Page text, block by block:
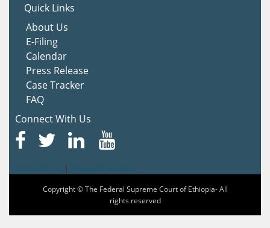
Quick Links
About Us
E-Filing
Calendar
Press Release
Case Tracker
FAQ
Connect With Us
|
Copyright © The Federal Supreme Court of Ethiopia- All
rights reserved